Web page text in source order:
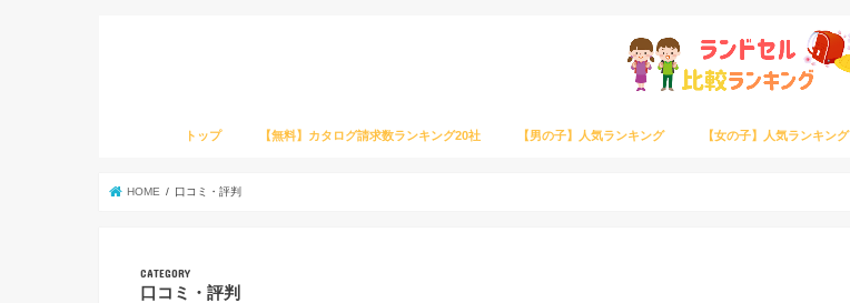
トップ 【無料】カタログ請求数ランキング20社 【男の子】人気ランキング 【女の子】人気ランキング
HOME 口コミ・評判
口コミ・評判